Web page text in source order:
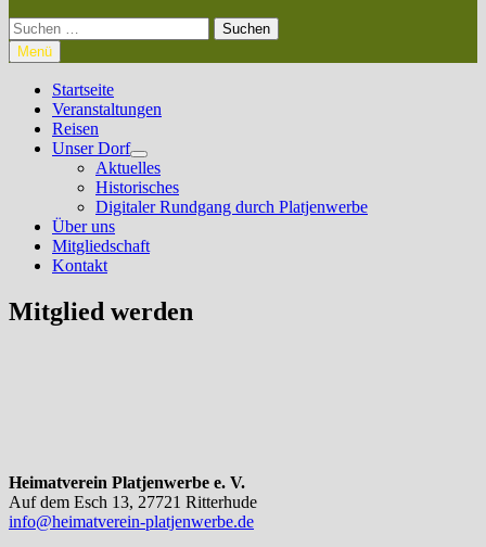
Suchen
nach:
Menü
Startseite
Veranstaltungen
Reisen
Unser Dorf
Untermenü
anzeigen
Aktuelles
Historisches
Digitaler Rundgang durch Platjenwerbe
Über uns
Mitgliedschaft
Kontakt
Mitglied werden
Heimatverein Platjenwerbe e. V.
Auf dem Esch 13, 27721 Ritterhude
info@heimatverein-platjenwerbe.de